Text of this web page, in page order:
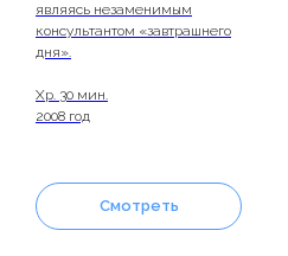
являясь незаменимым
консультантом «завтрашнего
дня».
Хр. 30 мин.
2008 год
Смотреть